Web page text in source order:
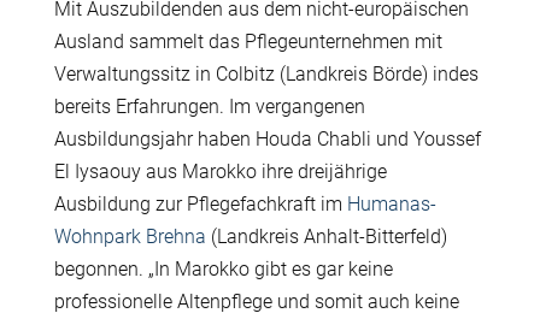
Mit Auszubildenden aus dem nicht-europäischen
Ausland sammelt das Pflegeunternehmen mit
Verwaltungssitz in Colbitz (Landkreis Börde) indes
bereits Erfahrungen. Im vergangenen
Ausbildungsjahr haben Houda Chabli und Youssef
El Iysaouy aus Marokko ihre dreijährige
Ausbildung zur Pflegefachkraft im Humanas-
Wohnpark Brehna (Landkreis Anhalt-Bitterfeld)
begonnen. „In Marokko gibt es gar keine
professionelle Altenpflege und somit auch keine